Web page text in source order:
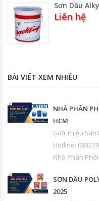
Liên hệ
BÀI VIẾT XEM NHIỀU
NHÀ PHÂN
HCM
Giới Thiệu Sản
Hotline:
Nhà Phân
SƠN DẦU
2025